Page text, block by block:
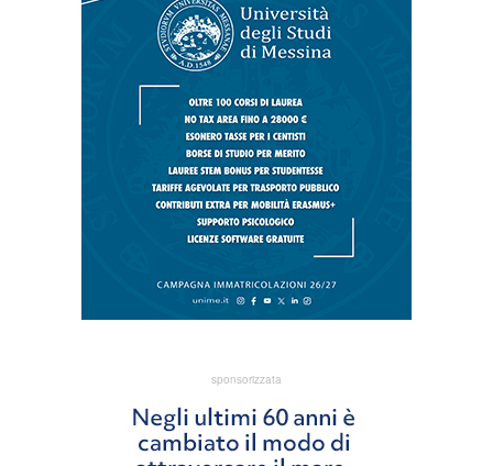
sponsorizzata